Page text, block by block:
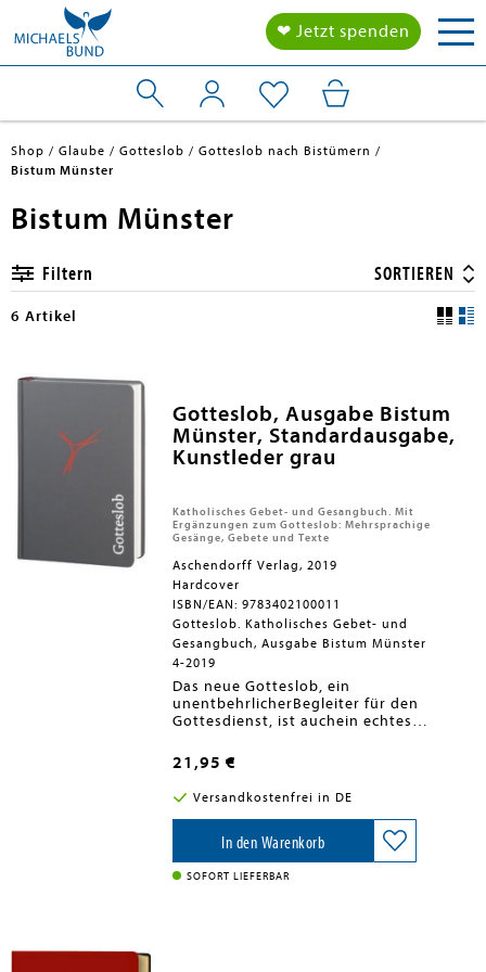
❤ Jetzt spenden
Shop Glaube Gotteslob
Gotteslob nach Bistümern
Bistum Münster
Bistum Münster
Filtern SORTIEREN
6 Artikel
Gotteslob, Ausgabe Bistum
Münster, Standardausgabe,
Kunstleder grau
Katholisches Gebet- und Gesangbuch. Mit
Ergänzungen zum Gotteslob: Mehrsprachige
Gesänge, Gebete und Texte
Aschendorff Verlag, 2019
Hardcover
ISBN/EAN: 9783402100011
Gotteslob. Katholisches Gebet- und
Gesangbuch, Ausgabe Bistum Münster
4-2019
Das neue Gotteslob, ein
unentbehrlicherBegleiter für den
Gottesdienst, ist auchein echtes
gibtpersönliche Orientierung in
verschiedenstenLebenslagen und bietet
zahlreiche Anregungenfür das religiöse
Leben in der Familie.Die wichtigsten
Vorzüge auf einen Blick:- Ein
Familienbuch mit konkreten Vorlagen
für die Gestaltung christlicher
Familienfeiern,mit Tischgebeten sowie
21,95 €
Versandkostenfrei in DE
In den Warenkorb
SOFORT LIEFERBAR